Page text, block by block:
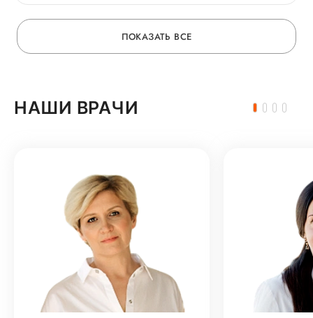
ПОКАЗАТЬ ВСЕ
НАШИ ВРАЧИ